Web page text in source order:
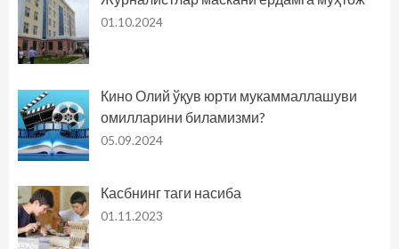
01.10.2024
Кино Олий ўқув юрти мукаммаллашуви
омилларини биламизми?
05.09.2024
Касбнинг таги насиба
01.11.2023